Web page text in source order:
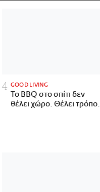
GOOD LIVING
Το BBQ στο σπίτι δεν
θέλει χώρο. Θέλει τρόπο.